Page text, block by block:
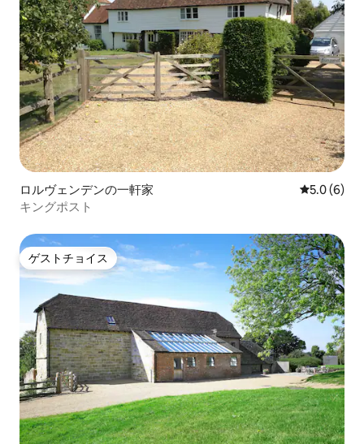
ロルヴェンデンの一軒家 レビュー6
5.0 (6)
キングポスト
ゲストチョイス
ゲストチョイス